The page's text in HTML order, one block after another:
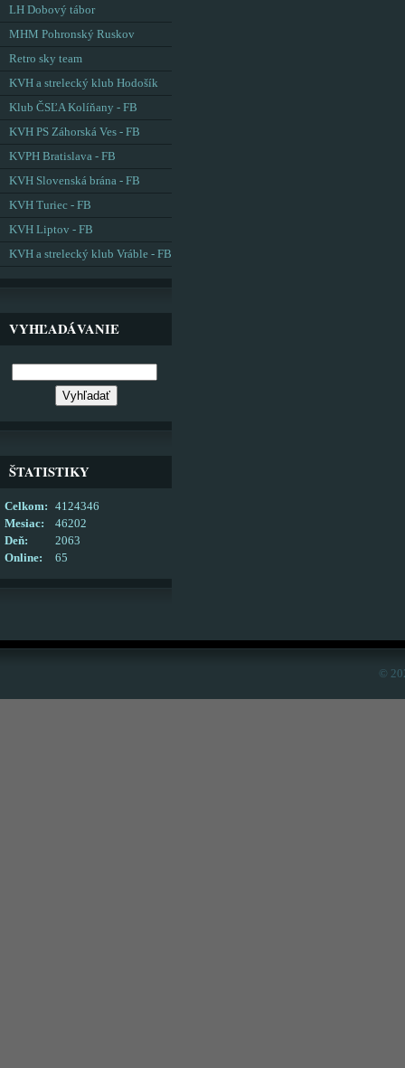
LH Dobový tábor
MHM Pohronský Ruskov
Retro sky team
KVH a strelecký klub Hodošík
Klub ČSĽA Kolíňany - FB
KVH PS Záhorská Ves - FB
KVPH Bratislava - FB
KVH Slovenská brána - FB
KVH Turiec - FB
KVH Liptov - FB
KVH a strelecký klub Vráble - FB
VYHĽADÁVANIE
ŠTATISTIKY
Online: 65
Celkom:
4124346
Mesiac:
46202
Deň:
2063
©